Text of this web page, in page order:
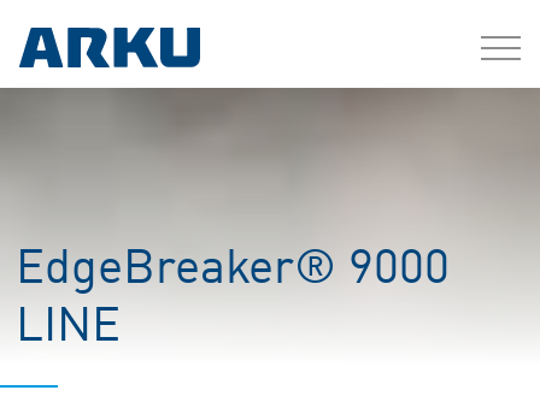
EdgeBreaker® 9000
LINE